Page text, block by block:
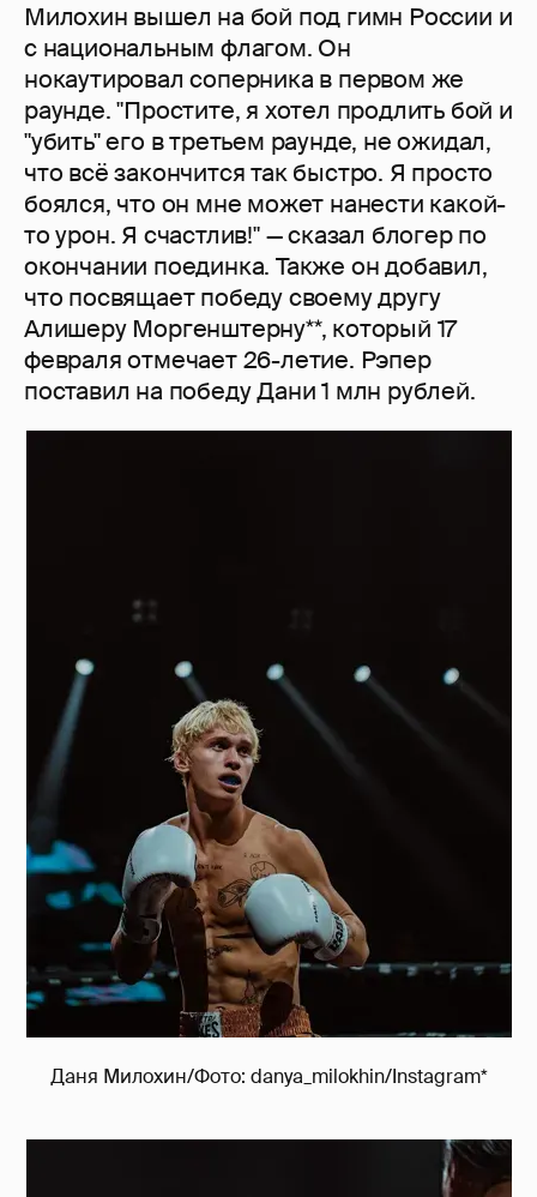
Милохин вышел на бой под гимн России и
с национальным флагом. Он
нокаутировал соперника в первом же
раунде. "Простите, я хотел продлить бой и
"убить" его в третьем раунде, не ожидал,
что всё закончится так быстро. Я просто
боялся, что он мне может нанести какой-
то урон. Я счастлив!" — сказал блогер по
окончании поединка. Также он добавил,
что посвящает победу своему другу
Алишеру Моргенштерну**, который 17
февраля отмечает 26-летие. Рэпер
поставил на победу Дани 1 млн рублей.
Даня Милохин/Фото: danya_milokhin/Instagram*